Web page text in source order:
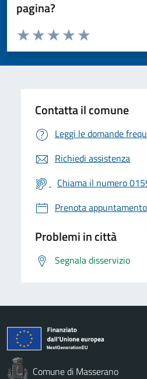
pagina?
Valuta da 1 a 5 stelle la pagina
Valuta 5 stelle su
Valuta 4 stelle su 5
Valuta 3 stelle su 5
Valuta 2 stelle su 5
Valuta 1 stelle su 5
Contatta il comune
Leggi le domande
Richiedi assistenza
Chiama il numero
Prenota appuntamento
Problemi in città
Segnala disservizio
Comune di Masserano